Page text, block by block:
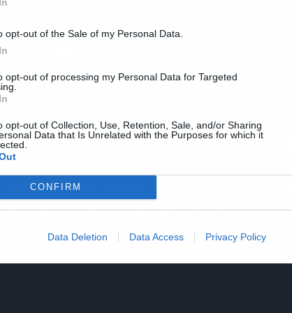
opt-out of the Sale of my Personal Data.
opt-out of processing my Personal Data for Targeted
opt-out of Collection, Use, Retention, Sale, and/or Sharing
Data that Is Unrelated with the Purposes for which it
CONFIRM
Data Deletion Data Access Privacy Policy
έλευση της Κίμπερλι, ο Λευκός Οίκος,
και έναν καταξιωμένο Αμερικανό
στις αρχές Αυγούστου, την Μαρία Όλσον,
αποχώρησε ο Γιώργος Τσούνης. Ο λόγος για
ασήκωτο βιογραφικό, όπου ανάμεσα στ’ άλλα
για τις σχέσεις ΗΠΑ – Νότιας Ευρώπης.
είναι ότι Κίμπερλι και Χακ
να κάνει τη διαφορά.